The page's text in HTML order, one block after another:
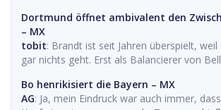
Dortmund öffnet ambivalent den
– MX
tobit: Brandt ist seit Jahren überspielt,
gar nichts geht. Erst als Balancierer von
Bo henrikisiert die Bayern – MX
AG: Ja, mein Eindruck war auch immer,